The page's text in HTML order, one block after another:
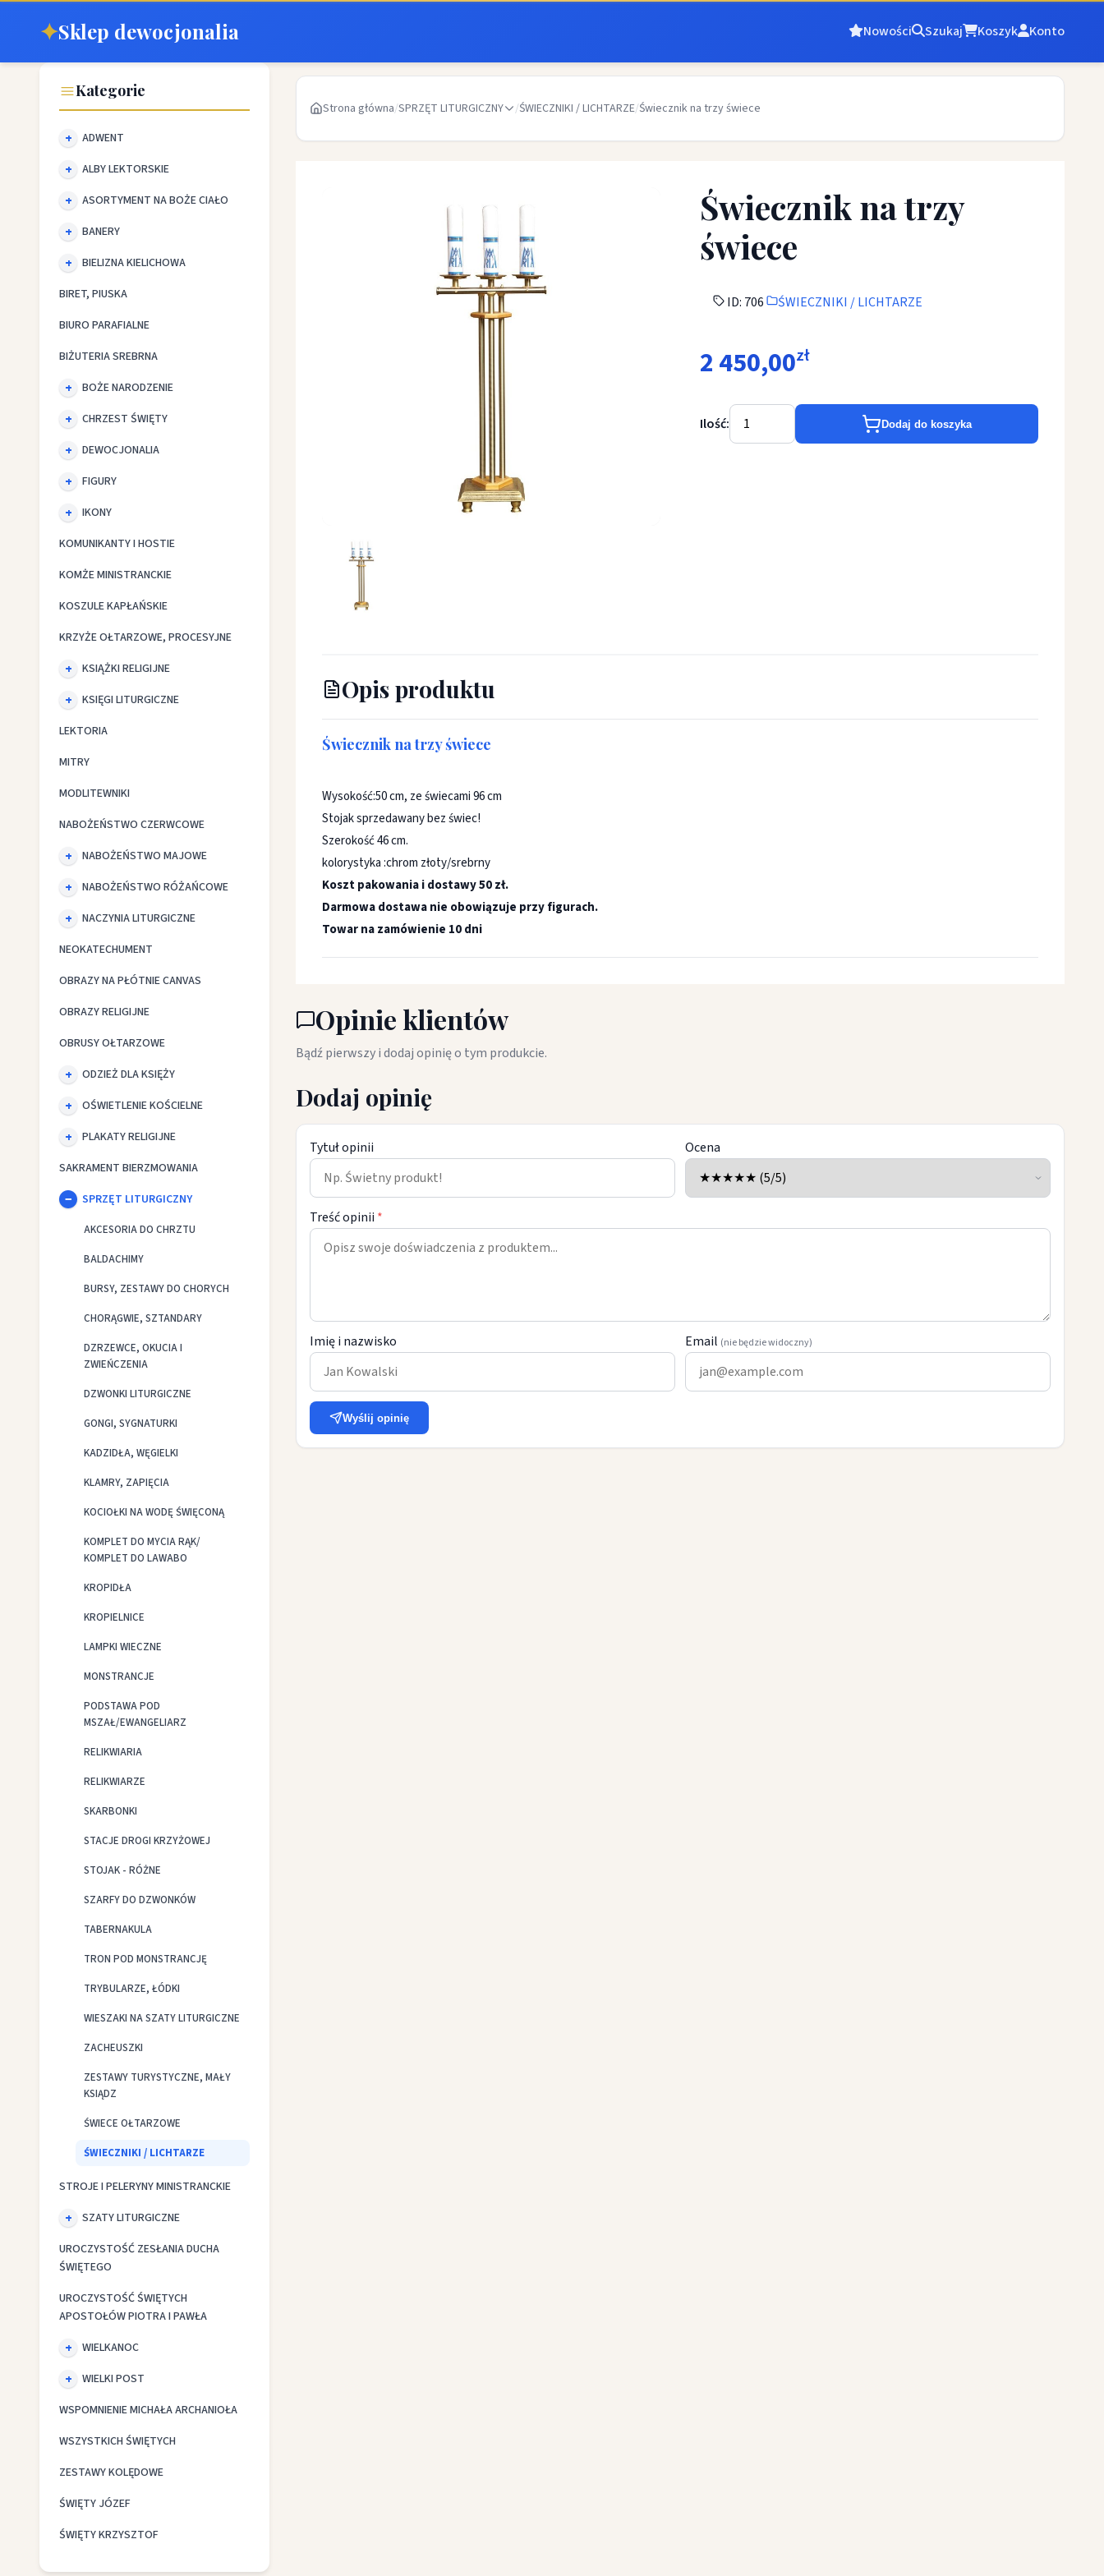
✦Sklep dewocjonalia Nowości Szukaj Koszyk Konto
Kategorie
ADWENT
ALBY LEKTORSKIE
ASORTYMENT NA BOŻE CIAŁO
BANERY
BIELIZNA KIELICHOWA
BIRET, PIUSKA
BIURO PARAFIALNE
BIŻUTERIA SREBRNA
BOŻE NARODZENIE
CHRZEST ŚWIĘTY
DEWOCJONALIA
FIGURY
IKONY
KOMUNIKANTY I HOSTIE
KOMŻE MINISTRANCKIE
KOSZULE KAPŁAŃSKIE
KRZYŻE OŁTARZOWE, PROCESYJNE
KSIĄŻKI RELIGIJNE
KSIĘGI LITURGICZNE
LEKTORIA
MITRY
MODLITEWNIKI
NABOŻEŃSTWO CZERWCOWE
NABOŻEŃSTWO MAJOWE
NABOŻEŃSTWO RÓŻAŃCOWE
NACZYNIA LITURGICZNE
NEOKATECHUMENT
OBRAZY NA PŁÓTNIE CANVAS
OBRAZY RELIGIJNE
OBRUSY OŁTARZOWE
ODZIEŻ DLA KSIĘŻY
OŚWIETLENIE KOŚCIELNE
PLAKATY RELIGIJNE
SAKRAMENT BIERZMOWANIA
SPRZĘT LITURGICZNY
AKCESORIA DO CHRZTU
BALDACHIMY
BURSY, ZESTAWY DO CHORYCH
CHORĄGWIE, SZTANDARY
DZRZEWCE, OKUCIA I
ZWIEŃCZENIA
DZWONKI LITURGICZNE
GONGI, SYGNATURKI
KADZIDŁA, WĘGIELKI
KLAMRY, ZAPIĘCIA
KOCIOŁKI NA WODĘ ŚWIĘCONĄ
KOMPLET DO MYCIA RĄK/
KOMPLET DO LAWABO
KROPIDŁA
KROPIELNICE
LAMPKI WIECZNE
MONSTRANCJE
PODSTAWA POD
MSZAŁ/EWANGELIARZ
RELIKWIARIA
RELIKWIARZE
SKARBONKI
STACJE DROGI KRZYŻOWEJ
STOJAK - RÓŻNE
SZARFY DO DZWONKÓW
TABERNAKULA
TRON POD MONSTRANCJĘ
TRYBULARZE, ŁÓDKI
WIESZAKI NA SZATY LITURGICZNE
ZACHEUSZKI
ZESTAWY TURYSTYCZNE, MAŁY
KSIĄDZ
ŚWIECE OŁTARZOWE
ŚWIECZNIKI / LICHTARZE
STROJE I PELERYNY MINISTRANCKIE
SZATY LITURGICZNE
UROCZYSTOŚĆ ZESŁANIA DUCHA
ŚWIĘTEGO
UROCZYSTOŚĆ ŚWIĘTYCH
APOSTOŁÓW PIOTRA I PAWŁA
WIELKANOC
WIELKI POST
WSPOMNIENIE MICHAŁA ARCHANIOŁA
WSZYSTKICH ŚWIĘTYCH
ZESTAWY KOLĘDOWE
ŚWIĘTY JÓZEF
ŚWIĘTY KRZYSZTOF
Strona główna/SPRZĘT LITURGICZNY /ŚWIECZNIKI / LICHTARZE/Świecznik na trzy świece
Świecznik na trzy
świece
ID: 706 ŚWIECZNIKI / LICHTARZE
2 450,00zł
Ilość: Dodaj do koszyka
Opis produktu
Świecznik na trzy świece
Wysokość:50 cm, ze świecami 96 cm
Stojak sprzedawany bez świec!
Szerokość 46 cm.
kolorystyka :chrom złoty/srebrny
Koszt pakowania i dostawy 50 zł.
Darmowa dostawa nie obowiązuje przy figurach.
Towar na zamówienie 10 dni
Opinie klientów
Bądź pierwszy i dodaj opinię o tym produkcie.
Dodaj opinię
Tytuł opinii Ocena
Treść opinii *
Imię i nazwisko Email (nie będzie widoczny)
Wyślij opinię